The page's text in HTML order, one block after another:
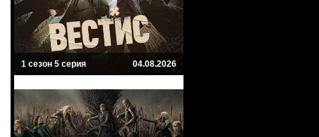
1 сезон 5 серия 04.08.2026